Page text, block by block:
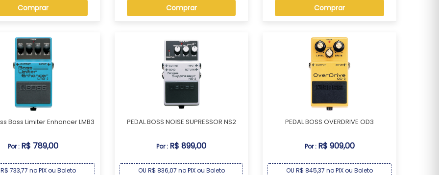
Comprar Comprar Comprar
Pedal Boss Bass Limiter Enhancer LMB3
Por : R$ 789,00
733,77 no PIX ou Boleto
PEDAL BOSS NOISE SUPRESSOR NS2
Por : R$ 899,00
OU R$ 836,07 no PIX ou Boleto
PEDAL BOSS OVERDRIVE OD3
Por : R$ 909,00
OU R$ 845,37 no PIX ou Boleto